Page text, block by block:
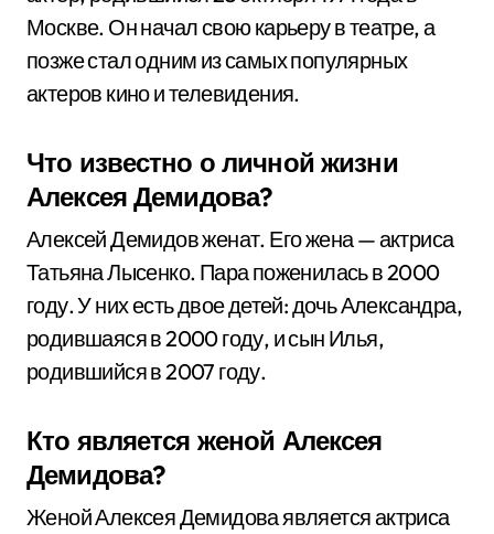
Москве. Он начал свою карьеру в театре, а
позже стал одним из самых популярных
актеров кино и телевидения.
Что известно о личной жизни
Алексея Демидова?
Алексей Демидов женат. Его жена — актриса
Татьяна Лысенко. Пара поженилась в 2000
году. У них есть двое детей: дочь Александра,
родившаяся в 2000 году, и сын Илья,
родившийся в 2007 году.
Кто является женой Алексея
Демидова?
Женой Алексея Демидова является актриса